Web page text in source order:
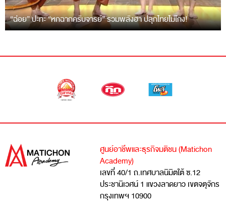
“ฉ่อย” ปะทะ “หกฉากครับจารย์” รวมพลังฮา ปลุกไทยไม่โกง!
ศูนย์อาชีพและธุรกิจมติชน (Matichon
Academy)
เลขที่ 40/1 ถ.เทศบาลนิมิตใต้ ซ.12
ประชานิเวศน์ 1 แขวงลาดยาว เขตจตุจักร
กรุงเทพฯ 10900